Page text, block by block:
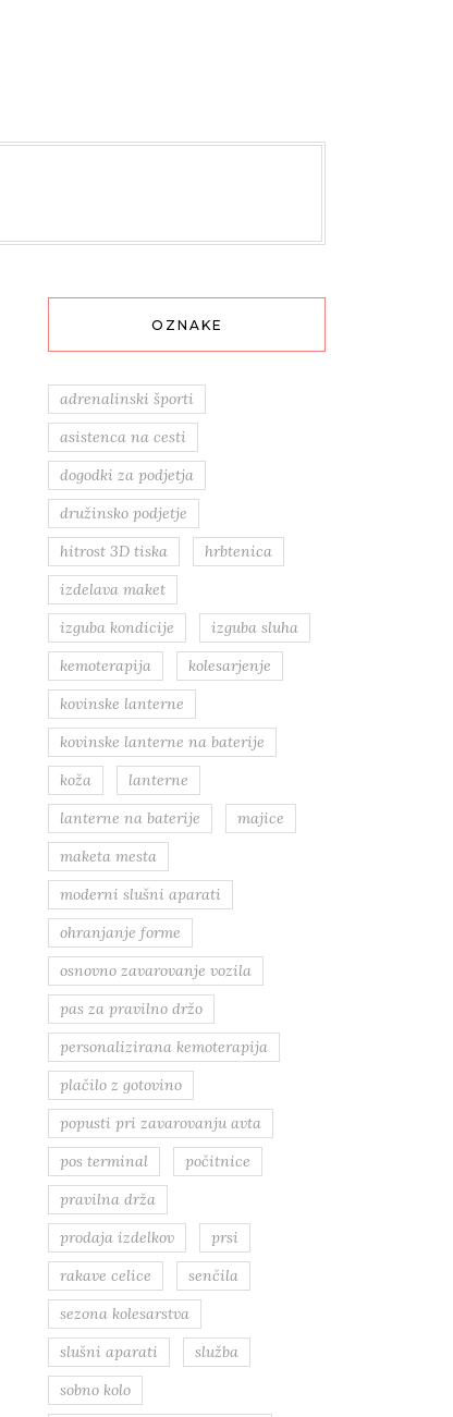
OZNAKE
adrenalinski športi
asistenca na cesti
dogodki za podjetja
družinsko podjetje
hitrost 3D tiska
hrbtenica
izdelava maket
izguba kondicije
izguba sluha
kemoterapija
kolesarjenje
kovinske lanterne
kovinske lanterne na baterije
koža
lanterne
lanterne na baterije
majice
maketa mesta
moderni slušni aparati
ohranjanje forme
osnovno zavarovanje vozila
pas za pravilno držo
personalizirana kemoterapija
plačilo z gotovino
popusti pri zavarovanju avta
pos terminal
počitnice
pravilna drža
prodaja izdelkov
prsi
rakave celice
senčila
sezona kolesarstva
slušni aparati
služba
sobno kolo